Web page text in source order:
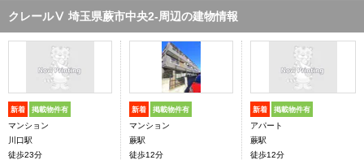
クレールⅤ 埼玉県蕨市中央2-周辺の建物情報
新着 掲載物件有
マンション
川口駅
徒歩23分
新着 掲載物件有
マンション
蕨駅
徒歩12分
新着 掲載物件有
アパート
蕨駅
徒歩12分